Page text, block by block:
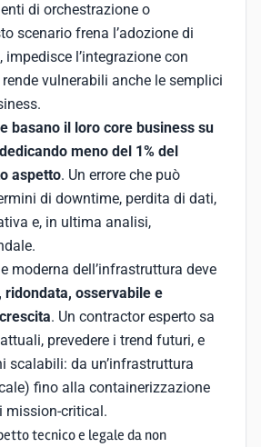
di orchestrazione o
scenario frena l’adozione di
impedisce l’integrazione con
vulnerabili anche le semplici
basano il loro core business su
meno del 1% del
aspetto. Un errore che può
di downtime, perdita di dati,
e, in ultima analisi,
moderna dell’infrastruttura deve
ridondata, osservabile e
. Un contractor esperto sa
prevedere i trend futuri, e
scalabili: da un’infrastruttura
fino alla containerizzazione
mission-critical.
tecnico e legale da non